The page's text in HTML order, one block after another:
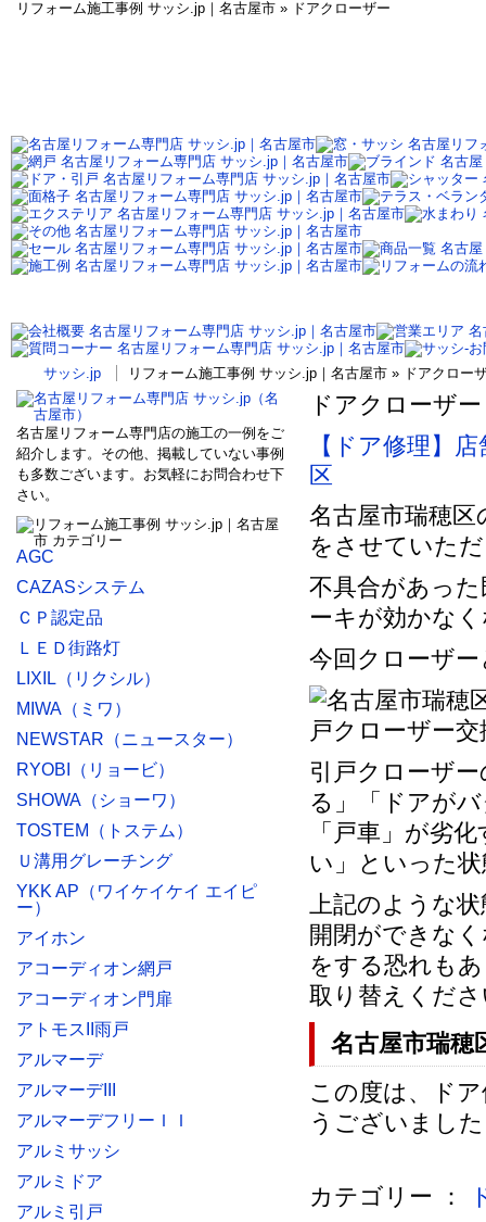
リフォーム施工事例 サッシ.jp｜名古屋市 » ドアクローザー
サッシ.jp リフォーム施工事例 サッシ.jp｜名古屋市 » ドアクロー
ドアクローザー
【ドア修理】
区
名古屋市瑞穂
をさせていた
不具合があっ
ーキが効かな
今回クローザ
引戸クローザ
る」「ドアが
「戸車」が劣
い」といった
上記のような
開閉ができな
をする恐れも
取り替えくだ
名古屋市瑞穂
この度は、ド
うございまし
カテゴリー ：
名古屋リフォーム専門店の施工の一例をご
紹介します。その他、掲載していない事例
も多数ございます。お気軽にお問合わせ下
さい。
AGC
CAZASシステム
ＣＰ認定品
ＬＥＤ街路灯
LIXIL（リクシル）
MIWA（ミワ）
NEWSTAR（ニュースター）
RYOBI（リョービ）
SHOWA（ショーワ）
TOSTEM（トステム）
Ｕ溝用グレーチング
YKK AP（ワイケイケイ エイピ
ー）
アイホン
アコーディオン網戸
アコーディオン門扉
アトモスII雨戸
アルマーデ
アルマーデIII
アルマーデフリーＩＩ
アルミサッシ
アルミドア
アルミ引戸